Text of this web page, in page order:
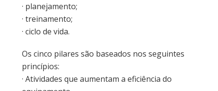
· planejamento;
· treinamento;
· ciclo de vida.
Os cinco pilares são baseados nos seguintes
princípios:
· Atividades que aumentam a eficiência do